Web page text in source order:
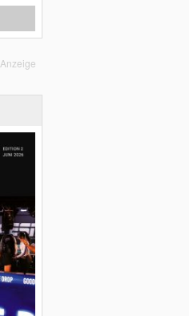
Anzeige